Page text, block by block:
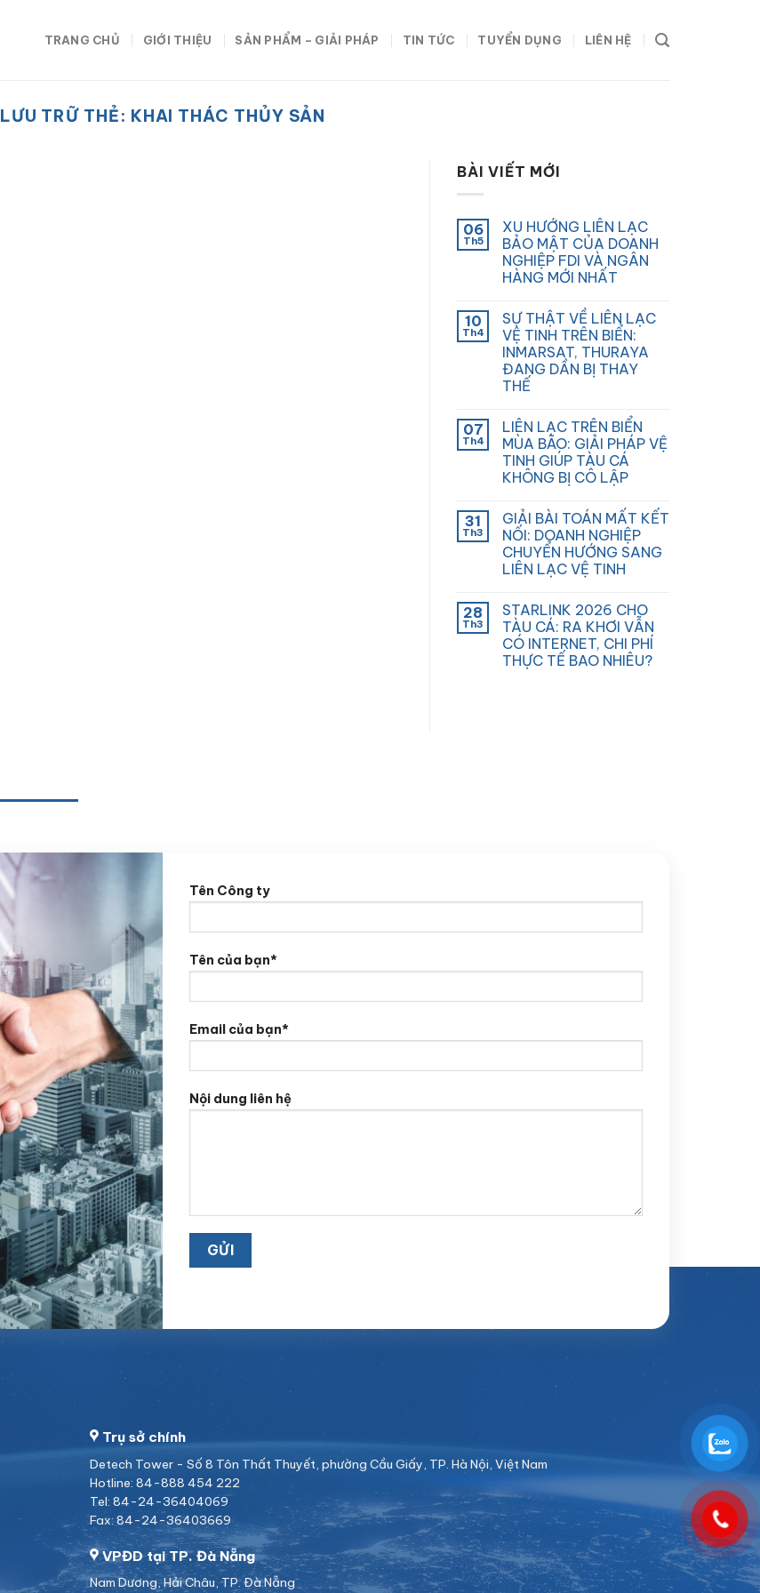
TRANG CHỦ GIỚI THIỆU SẢN PHẨM – GIẢI PHÁP TIN TỨC TUYỂN DỤNG LIÊN HỆ
LƯU TRỮ THẺ: KHAI THÁC THỦY SẢN
BÀI VIẾT MỚI
06
Th5
XU HƯỚNG LIÊN LẠC
BẢO MẬT CỦA DOANH
NGHIỆP FDI VÀ NGÂN
HÀNG MỚI NHẤT
10
Th4
SỰ THẬT VỀ LIÊN LẠC
VỆ TINH TRÊN BIỂN:
INMARSAT, THURAYA
ĐANG DẦN BỊ THAY
THẾ
07
Th4
LIÊN LẠC TRÊN BIỂN
MÙA BÃO: GIẢI PHÁP VỆ
TINH GIÚP TÀU CÁ
KHÔNG BỊ CÔ LẬP
31
Th3
GIẢI BÀI TOÁN MẤT KẾT
NỐI: DOANH NGHIỆP
CHUYỂN HƯỚNG SANG
LIÊN LẠC VỆ TINH
28
Th3
STARLINK 2026 CHO
TÀU CÁ: RA KHƠI VẪN
CÓ INTERNET, CHI PHÍ
THỰC TẾ BAO NHIÊU?
Tên Công ty
Tên của bạn*
Email của bạn*
Nội dung liên hệ
Trụ sở chính
Detech Tower - Số 8 Tôn Thất Thuyết, phường Cầu Giấy, TP. Hà Nội, Việt Nam
Hotline: 84-888 454 222
Tel: 84-24-36404069
Fax: 84-24-36403669
VPĐD tại TP. Đà Nẵng
Nam Dương, Hải Châu, TP. Đà Nẵng